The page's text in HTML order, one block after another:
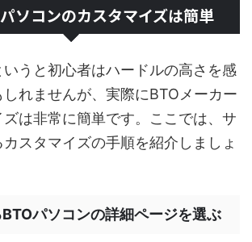
ソコンのカスタマイズは簡単
いうと初心者はハードルの高さを感
しれませんが、実際にBTOメーカー
は非常に簡単です。ここでは、サ
スタマイズの手順を紹介しましょ
パソコンの詳細ページを選ぶ